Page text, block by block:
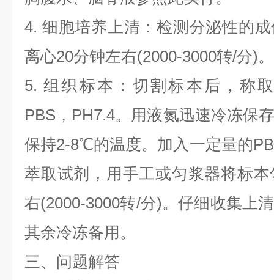
4. 细胞培养上清：检测分泌性的
离心20分钟左右(2000-3000转/分)
5.组织标本：切割标本后，称
PBS ， PH7.4。用液氮迅速冷冻保
保持2-8℃的温度。加入一定量的
萃取试剂，用手工或匀浆器将标
右(2000-3000转/分)。仔细收集上
其余冷冻备用。
三、问题解答